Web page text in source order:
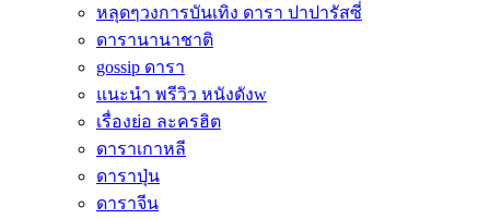
หลุดๆวงการบันเทิง ดารา ปาปารัสซี่
ดารานานาชาติ
gossip ดารา
แนะนำ พรีวิว หนังดังw
เรื่องย่อ ละครฮิต
ดาราเกาหลี
ดาราปุ่น
ดาราจีน